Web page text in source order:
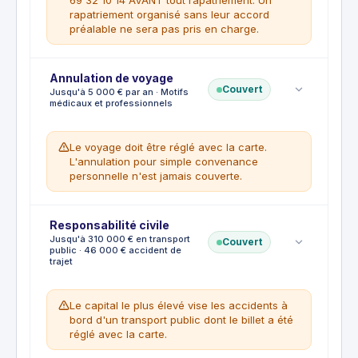
Soins dentaires urgents jusqu'à 700 €
Titulaire, conjoint et enfants de moins de
25 ans à charge
Pathologies préexistantes
Cures thermales et soins esthétiques
rapatriement organisé sans leur accord
préalable ne sera pas pris en charge.
CE QUI EST COUVERT
Rapatriement sanitaire vers le domicile ou
Accompagnement et garde des enfants de
moins de 15 ans
Retour du corps en cas de décès jusqu'à
800 €
préalable
Déplacements entrepris pour un traitement
médical
Annulation de voyage
Jusqu'à 5 000 € par an · Motifs
médicaux et professionnels
Couvert
Le voyage doit être réglé avec la carte.
L'annulation pour simple convenance
personnelle n'est jamais couverte.
CE QUI EST COUVERT
Maladie grave, accident ou décès de
l'assuré ou d'un proche
Suppression ou modification des congés
payés par l'employeur
CE QUI N'EST PAS COUVERT
Responsabilité civile
Jusqu'à 310 000 € en transport
public · 46 000 € accident de
trajet
Couvert
Le capital le plus élevé vise les accidents à
bord d'un transport public dont le billet a été
réglé avec la carte.